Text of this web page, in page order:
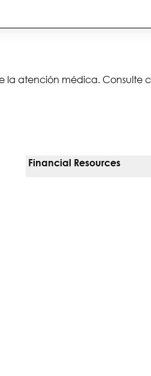
la atención médica.
Financial Resources